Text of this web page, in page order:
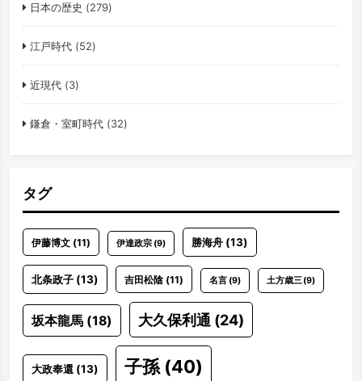
日本の歴史 (279)
江戸時代(52)
近現代(3)
鎌倉・室町時代(32)
タグ
伊藤博文(11) 伊達政宗(9) 勝海舟(13)
北条政子(13) 吉田松陰(11) 名言(9) 土方歳三(9)
坂本龍馬(18) 大久保利通 (24)
大政奉還(13) 子孫(40)